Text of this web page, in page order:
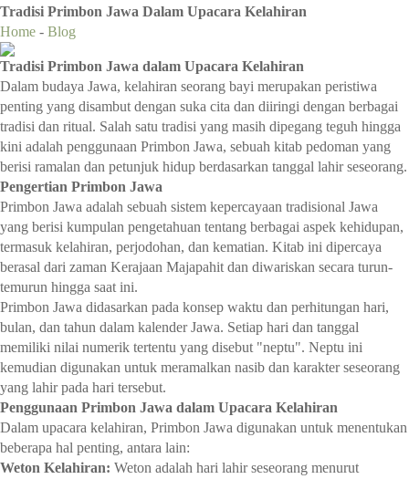
Tradisi Primbon Jawa Dalam Upacara Kelahiran
Home - Blog
Tradisi Primbon Jawa dalam Upacara Kelahiran
Dalam budaya Jawa, kelahiran seorang bayi merupakan peristiwa
penting yang disambut dengan suka cita dan diiringi dengan berbagai
tradisi dan ritual. Salah satu tradisi yang masih dipegang teguh hingga
kini adalah penggunaan Primbon Jawa, sebuah kitab pedoman yang
berisi ramalan dan petunjuk hidup berdasarkan tanggal lahir seseorang.
Pengertian Primbon Jawa
Primbon Jawa adalah sebuah sistem kepercayaan tradisional Jawa
yang berisi kumpulan pengetahuan tentang berbagai aspek kehidupan,
termasuk kelahiran, perjodohan, dan kematian. Kitab ini dipercaya
berasal dari zaman Kerajaan Majapahit dan diwariskan secara turun-
temurun hingga saat ini.
Primbon Jawa didasarkan pada konsep waktu dan perhitungan hari,
bulan, dan tahun dalam kalender Jawa. Setiap hari dan tanggal
memiliki nilai numerik tertentu yang disebut "neptu". Neptu ini
kemudian digunakan untuk meramalkan nasib dan karakter seseorang
yang lahir pada hari tersebut.
Penggunaan Primbon Jawa dalam Upacara Kelahiran
Dalam upacara kelahiran, Primbon Jawa digunakan untuk menentukan
beberapa hal penting, antara lain:
Weton Kelahiran: Weton adalah hari lahir seseorang menurut